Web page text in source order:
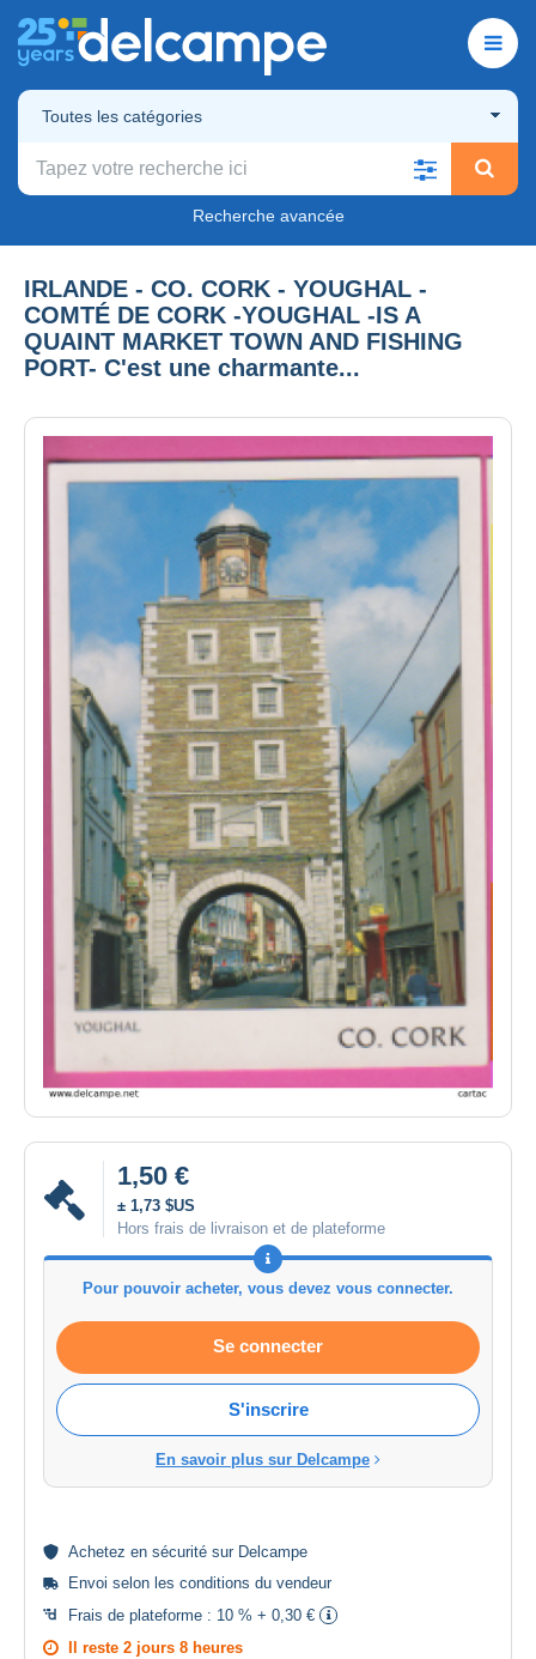
Toutes les catégories
Recherche avancée
IRLANDE - CO. CORK - YOUGHAL -
COMTÉ DE CORK -YOUGHAL -IS A
QUAINT MARKET TOWN AND FISHING
PORT- C'est une charmante...
1,50 €
± 1,73 $US
Hors frais de livraison et de plateforme
Pour pouvoir acheter, vous devez vous connecter.
Se connecter
S'inscrire
En savoir plus sur Delcampe
Achetez en sécurité sur Delcampe
Envoi selon les conditions du vendeur
Frais de plateforme : 10 % + 0,30 €
Il reste 2 jours 8 heures